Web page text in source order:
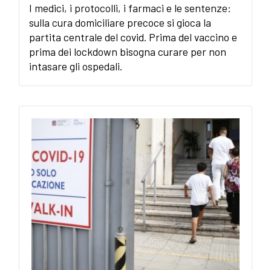
I medici, i protocolli, i farmaci e le sentenze:
sulla cura domiciliare precoce si gioca la
partita centrale del covid. Prima del vaccino e
prima dei lockdown bisogna curare per non
intasare gli ospedali.